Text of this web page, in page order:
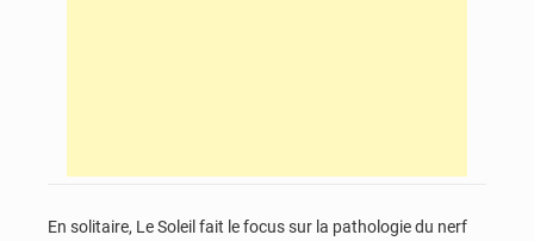
En solitaire, Le Soleil fait le focus sur la pathologie du nerf